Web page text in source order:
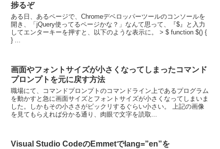
捗るぞ
ある日、あるページで、Chromeデベロッパーツールのコンソールを
開き、「jQuery使ってるページかな？」なんて思って、『$』と入力
してエンターキーを押すと、以下のような表示に。 > $ function $() {
} ...
画面やフォントサイズが小さくなってしまったコマンド
プロンプトを元に戻す方法
職場にて、コマンドプロンプトのコマンドライン上であるプログラム
を動かすと急に画面サイズとフォントサイズが小さくなってしまいま
した。しかもその小ささがビックリするぐらい小さい。 上記の画像
を見てもらえれば分かる通り、肉眼で文字を読取...
Visual Studio CodeのEmmetでlang=”en”を